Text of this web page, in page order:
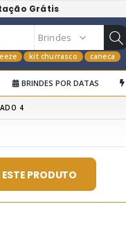
Grátis
kit churrasco caneca
BRINDES POR DATAS
4
PRODUTO